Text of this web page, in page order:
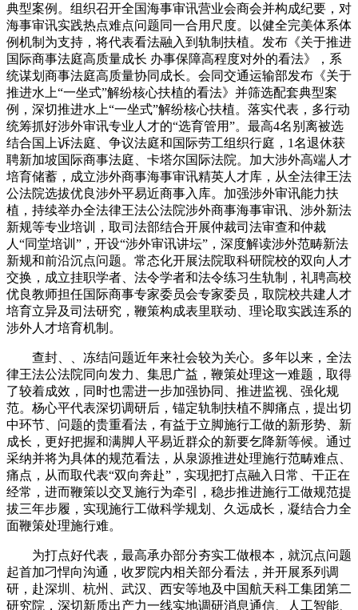
典型案例。组织召开全国海事审讯营业会商会并构成纪要，对
海事审讯实践热点难点问题同一合用尺度。以健全完美体系体
例机制为支持，将代表看法融入到轨制扶植。发布《关于推进
国际商事法庭高质量成长 办事保障高程度对外的看法》，系
统谋划商事法庭高质量协同成长。会同交通运输部发布《关于
推进水上“一坐式”解纷核心扶植的看法》并筛选配套典型案
例，深切推进水上“一坐式”解纷核心扶植。落实代表，多行动
统筹抓好涉外审讯专业人才的“选育管用”。最高4名别离被选
结合国上诉法庭、争议法庭和国际劳工组织行庭，1名退休获
聘新加坡国际商事法庭、卡塔尔国际法院。加大涉外高端人才
培育储蓄，成立涉外商事海事审讯精英人才库，从全法律王法
公法院选拔优良涉外平易近商事入库。加强涉外审讯能力扶
植，持续举办全法律王法公法院涉外商事海事审讯、涉外新法
新规等专业培训，取司法部结合开展仲裁司法审查和仲裁
人“同堂培训”，开设“涉外审讯讲坛”，深度解读涉外范畴新法
新规和前沿沉点问题。常态化开展法院取科研院校的双向人才
交换，成立挂职学者、法令学者和法令练习生轨制，礼聘高校
优良教师担任国际商事专家委员会专家委员，取院校共建人才
培育立异及司法研究，鞭策构成表里联动、理论取实践连系的
涉外人才培育机制。
查封、、冻结问题近年来社会较为关心。多年以来，全法
律王法公法院同向发力、集思广益，鞭策处理这一难题，取得
了较着成效，同时也需进一步加强协同、推进监视、强化规
范。杨心平代表深切调研后，锚定轨制扶植不脚痛点，提出切
中环节、问题的贵重看法，有益于立脚施行工做的新形势、新
成长，更好把握和满脚人平易近群众的新要乞降新等候。通过
采纳并将为具体的规范看法，从泉源推进处理施行范畴难点、
痛点，从而取代表“双向奔赴”，实现把打点融入日常、干正在
经常，进而鞭策以交叉施行为牵引，稳步推进施行工做规范提
拔三年步履，实现施行工做科学规划、久远成长，凝结合力全
面鞭策处理施行难。
为打点好代表，最高承办部分夯实工做根本，就沉点问题
起首加刁悍向沟通，收罗院内相关部分看法，并开展系列调
研，赴深圳、杭州、武汉、西安等地及中国航天科工集团第二
研究院，深切新质出产力一线实地调研消息通信、人工智能、